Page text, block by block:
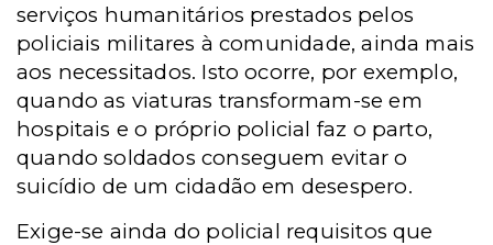
serviços humanitários prestados pelos
policiais militares à comunidade, ainda mais
aos necessitados. Isto ocorre, por exemplo,
quando as viaturas transformam-se em
hospitais e o próprio policial faz o parto,
quando soldados conseguem evitar o
suicídio de um cidadão em desespero.
Exige-se ainda do policial requisitos que